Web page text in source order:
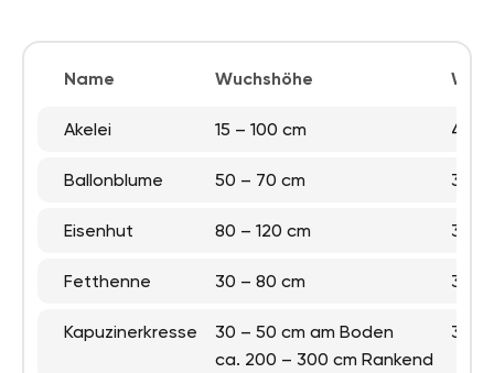
Name Wuchshöhe
Akelei 15 – 100 cm 40 –
Ballonblume 50 – 70 cm 30 –
Eisenhut 80 – 120 cm 30 –
Fetthenne 30 – 80 cm 30 –
Kapuzinerkresse
30 – 50 cm am Boden
ca. 200 – 300 cm Rankend
30 –